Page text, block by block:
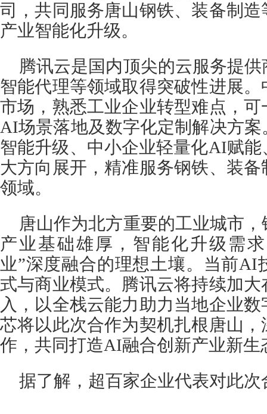
司，共同服务唐山钢铁、装备制
产业智能化升级。
腾讯云是国内顶尖的云服务提
智能代理等领域取得突破性进展
市场，熟悉工业企业转型难点，
AI场景落地及数字化定制解决方
智能升级、中小企业轻量化AI赋
大方向展开，精准服务钢铁、装
领域。
唐山作为北方重要的工业城市
产业基础雄厚，智能化升级需
业”深度融合的理想土壤。当前AI
式与商业模式。腾讯云将持续加
入，以全栈云能力助力当地企业
芯将以此次合作为契机扎根唐山
作，共同打造AI融合创新产业新生
据了解，超百家企业代表对此